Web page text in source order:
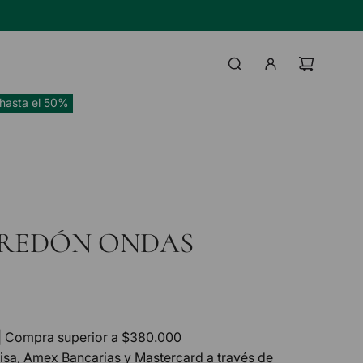
BANCO HIPOTECARIO
el 50%
ONDAS
| Compra superior a $380.000
Amex Bancarias y Mastercard a través de